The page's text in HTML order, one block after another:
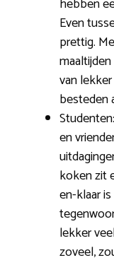
Even
prettig.
van
besteden
en
koken zit
en-klaar
lekker
zoveel,